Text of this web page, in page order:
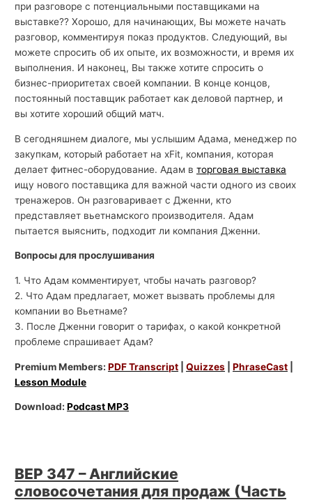
при разговоре с потенциальными поставщиками на
выставке?? Хорошо, для начинающих, Вы можете начать
разговор, комментируя показ продуктов. Следующий, вы
можете спросить об их опыте, их возможности, и время их
выполнения. И наконец, Вы также хотите спросить о
бизнес-приоритетах своей компании. В конце концов,
постоянный поставщик работает как деловой партнер, и
вы хотите хороший общий матч.
В сегодняшнем диалоге, мы услышим Адама, менеджер по
закупкам, который работает на xFit, компания, которая
делает фитнес-оборудование. Адам вторговая выставка
ищу нового поставщика для важной части одного из своих
тренажеров. Он разговаривает с Дженни, кто
представляет вьетнамского производителя. Адам
пытается выяснить, подходит ли компания Дженни.
Вопросы для прослушивания
1. Что Адам комментирует, чтобы начать разговор?
2. Что Адам предлагает, может вызвать проблемы для
компании во Вьетнаме?
3. После Дженни говорит о тарифах, о какой конкретной
проблеме спрашивает Адам?
Premium Members:PDF Transcript |Quizzes |PhraseCast
Lesson Module
Download:Podcast MP3
BEP 347 – Английские
словосочетания для продаж (Часть